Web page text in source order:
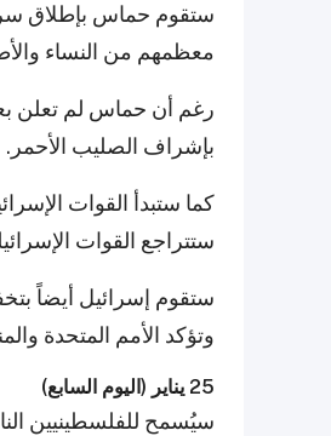
معظمهم من النساء والأطفال.
رغم أن حماس لم تعلن
بإشراف الصليب الأحمر.
كما ستبدأ القوات
ستتراجع القوات
وتؤكد الأمم المتحدة
25 يناير (اليوم السابع)
سيُسمح للفلسطينيين